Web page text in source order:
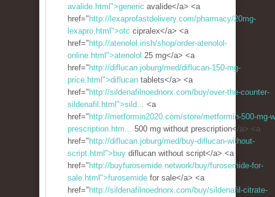
avalide.html">generic avalide</a> <a
href=" http://lexaprofastdelivery.com/pharmacy/20mg-
lexapro.html">otc cipralex</a> <a
href=" http://atenolol.irish/shop/order-atenolol-
online.html">atenolol 25 mg</a> <a
href=" http://diflucan.joburg/med/diflucan-150-mg-
price.html">diflucan tablets</a> <a
href=" http://sildenafilnoednorx.com/buy/over-the-counter-
sildenafil.html">sild... <a
href=" http://metformin2020.com/store/metformin-500-mg-
prescription.htm... 500 mg without prescription</a> <a
href=" http://diflucan.joburg/med/buy-diflucan-without-
script.html">buy diflucan without script</a> <a
href=" http://buyfurosemide.network/buy/furosemide-for-
sale.html">furosemide for sale</a> <a
href=" http://sildenafilnoednorx.com/buy/sildenafil-citrate-